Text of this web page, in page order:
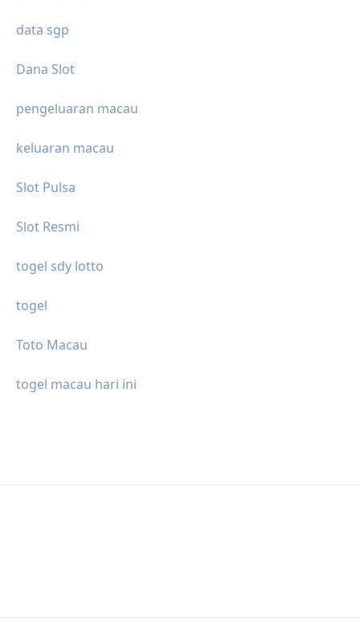
data sgp
Dana Slot
pengeluaran macau
keluaran macau
Slot Pulsa
Slot Resmi
togel sdy lotto
togel
Toto Macau
togel macau hari ini